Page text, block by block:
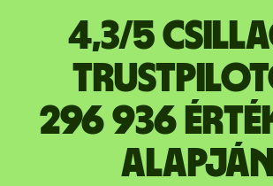
4,3/5
296 936
alapján